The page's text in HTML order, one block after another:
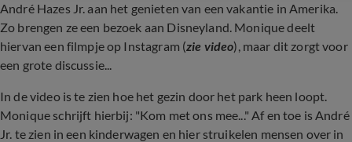
André Hazes Jr. aan het genieten van een vakantie in Amerika.
Zo brengen ze een bezoek aan Disneyland. Monique deelt
hiervan een filmpje op Instagram (zie video), maar dit zorgt voor
een grote discussie...
In de video is te zien hoe het gezin door het park heen loopt.
Monique schrijft hierbij: "Kom met ons mee..." Af en toe is André
Jr. te zien in een kinderwagen en hier struikelen mensen over in